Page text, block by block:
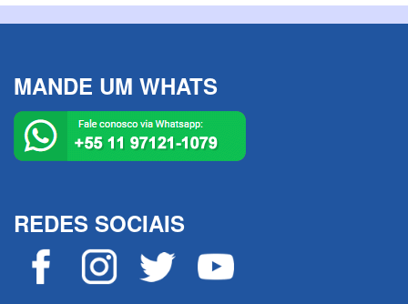
MANDE UM WHATS
REDES SOCIAIS